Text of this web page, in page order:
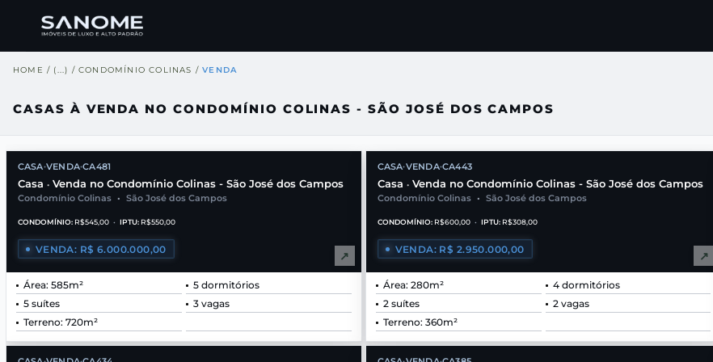
HOME / (...) / CONDOMÍNIO COLINAS / VENDA
CASAS À VENDA NO CONDOMÍNIO COLINAS - SÃO JOSÉ DOS CAMPOS
CASA•VENDA•CA481
Casa •Venda no Condomínio Colinas - São José dos Campos
Condomínio Colinas • São José dos Campos
CONDOMÍNIO:R$545,00 • IPTU:R$550,00
VENDA: R$ 6.000.000,00 ↗
Área: 585m²
5 dormitórios
5 suítes
3 vagas
Terreno: 720m²
CASA•VENDA•CA443
Casa •Venda no Condomínio Colinas - São José dos Campos
Condomínio Colinas • São José dos Campos
CONDOMÍNIO:R$600,00 • IPTU:R$308,00
VENDA: R$ 2.950.000,00 ↗
Área: 280m²
4 dormitórios
2 suítes
2 vagas
Terreno: 360m²